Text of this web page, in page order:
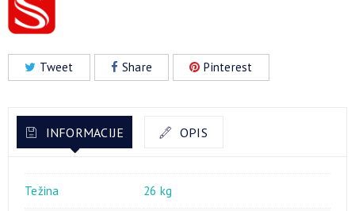
Tweet Share Pinterest
INFORMACIJE OPIS
Težina 26 kg